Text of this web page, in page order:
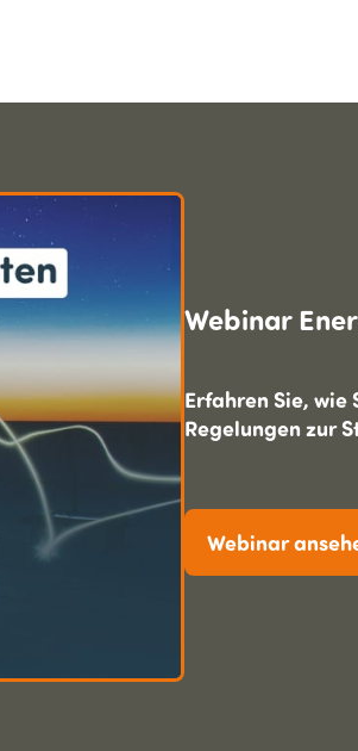
Webinar
Erfahren Sie, wie
Regelungen zur
Webinar